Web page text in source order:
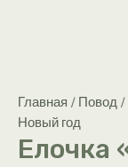
Главная / Повод /
Новый год
Елочка